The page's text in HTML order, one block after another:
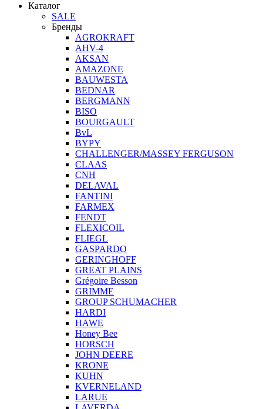
Каталог
SALE
Бренды
AGROKRAFT
AHV-4
AKSAN
AMAZONE
BAUWESTA
BEDNAR
BERGMANN
BISO
BOURGAULT
BvL
BYPY
CHALLENGER/MASSEY FERGUSON
CLAAS
CNH
DELAVAL
FANTINI
FARMEX
FENDT
FLEXICOIL
FLIEGL
GASPARDO
GERINGHOFF
GREAT PLAINS
Grégoire Besson
GRIMME
GROUP SCHUMACHER
HARDI
HAWE
Honey Bee
HORSCH
JOHN DEERE
KRONE
KUHN
KVERNELAND
LARUE